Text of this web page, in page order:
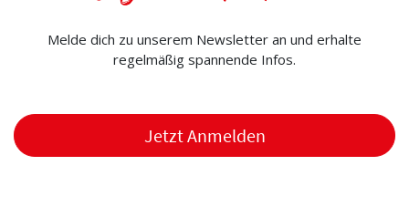
Melde dich zu unserem Newsletter an und erhalte
regelmäßig spannende Infos.
Jetzt Anmelden